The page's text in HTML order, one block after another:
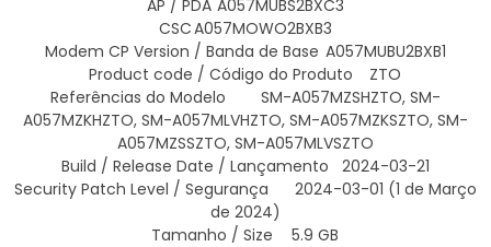
AP / PDA A057MUBS2BXC3
CSCA057MOWO2BXB3
Modem CP Version / Banda de Base A057MUBU2BXB1
Product code / Código do Produto
ZTO
Referências do Modelo
SM-A057MZSHZTO, SM-
A057MZKHZTO, SM-A057MLVHZTO, SM-A057MZKSZTO, SM-
A057MZSSZTO, SM-A057MLVSZTO
Build / Release Date / Lançamento
2024-03-21
Security Patch Level / Segurança
2024-03-01 (1 de Março
de 2024)
Tamanho / Size
5.9 GB